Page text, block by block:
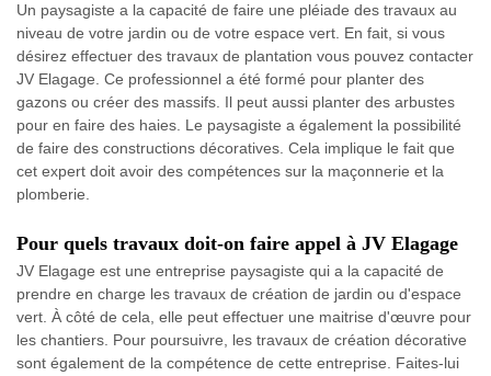
Un paysagiste a la capacité de faire une pléiade des travaux au
niveau de votre jardin ou de votre espace vert. En fait, si vous
désirez effectuer des travaux de plantation vous pouvez contacter
JV Elagage. Ce professionnel a été formé pour planter des
gazons ou créer des massifs. Il peut aussi planter des arbustes
pour en faire des haies. Le paysagiste a également la possibilité
de faire des constructions décoratives. Cela implique le fait que
cet expert doit avoir des compétences sur la maçonnerie et la
plomberie.
Pour quels travaux doit-on faire appel à JV Elagage
JV Elagage est une entreprise paysagiste qui a la capacité de
prendre en charge les travaux de création de jardin ou d'espace
vert. À côté de cela, elle peut effectuer une maitrise d'œuvre pour
les chantiers. Pour poursuivre, les travaux de création décorative
sont également de la compétence de cette entreprise. Faites-lui